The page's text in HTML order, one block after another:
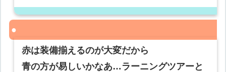
赤は装備揃えるのが大変だから
青の方が易しいかなあ…ラーニングツアーと